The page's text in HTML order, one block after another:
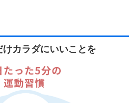
けカラダにいいことを